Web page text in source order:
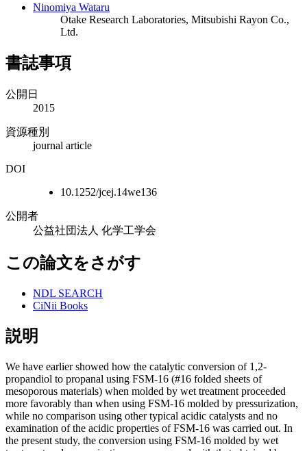
Ninomiya Wataru
Otake Research Laboratories, Mitsubishi Rayon Co.,
Ltd.
書誌事項
公開日
2015
資源種別
journal article
DOI
10.1252/jcej.14we136
公開者
公益社団法人 化学工学会
この論文をさがす
NDL SEARCH
CiNii Books
説明
We have earlier showed how the catalytic conversion of 1,2-
propandiol to propanal using FSM-16 (#16 folded sheets of
mesoporous materials) when molded by wet treatment proceeded
more favorably than when using FSM-16 molded by pressurization,
while no comparison using other typical acidic catalysts and no
examination of the acidic properties of FSM-16 was carried out. In
the present study, the conversion using FSM-16 molded by wet